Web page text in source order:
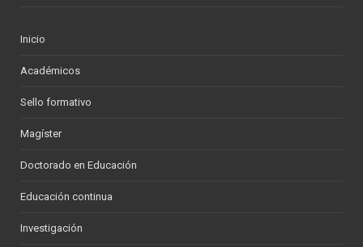
Inicio
Académicos
Sello formativo
Magíster
Doctorado en Educación
Educación continua
Investigación